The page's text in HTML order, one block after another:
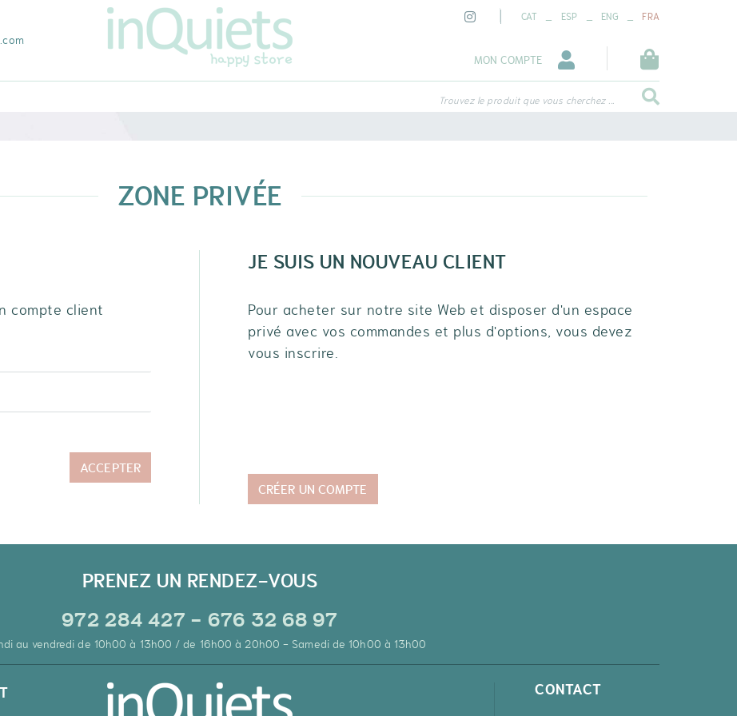
CAT _ ESP _ ENG _ FRA
MON COMPTE
Trouvez le produit que vous cherchez ...
ZONE PRIVÉE
compte client
ACCEPTER
JE SUIS UN NOUVEAU CLIENT
Pour acheter sur notre site Web et disposer d'un espace
privé avec vos commandes et plus d'options, vous devez
vous inscrire.
CRÉER UN COMPTE
PRENEZ UN RENDEZ-VOUS
972 284 427 - 676 32 68 97
au vendredi de 10h00 à 13h00 / de 16h00 à 20h00 - Samedi de 10h00 à 13h00
CONTACT